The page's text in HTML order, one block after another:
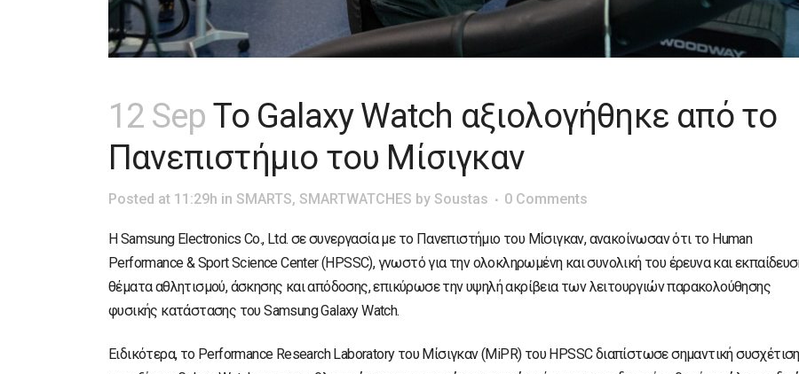
12 Sep Το Galaxy Watch αξιολογήθηκε από το
Πανεπιστήμιο του Μίσιγκαν
Posted at 11:29h in SMARTS, SMARTWATCHES by Soustas 0 Comments
Η Samsung Electronics Co., Ltd. σε συνεργασία με το Πανεπιστήμιο του Μίσιγκαν, ανακοίνωσαν ότι το Human
Performance & Sport Science Center (HPSSC), γνωστό για την ολοκληρωμένη και συνολική του έρευνα και
θέματα αθλητισμού, άσκησης και απόδοσης, επικύρωσε την υψηλή ακρίβεια των λειτουργιών παρακολούθησης
φυσικής κατάστασης του Samsung Galaxy Watch.
Ειδικότερα, το Performance Research Laboratory του Μίσιγκαν (MiPR) του HPSSC διαπίστωσε σημαντική συσχέτιση